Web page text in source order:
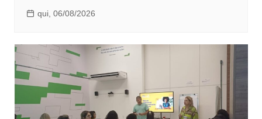
qui, 06/08/2026